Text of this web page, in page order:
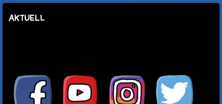
AKTUELL